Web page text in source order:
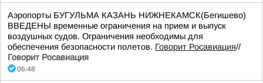
Аэропорты БУГУЛЬМА КАЗАНЬ НИЖНЕКАМСК(Бегишево)
ВВЕДЕНЫ временные ограничения на прием и выпуск
воздушных судов. Ограничения необходимы для
обеспечения безопасности полетов. Говорит Росавиация//
Говорит Росавиация
06:48